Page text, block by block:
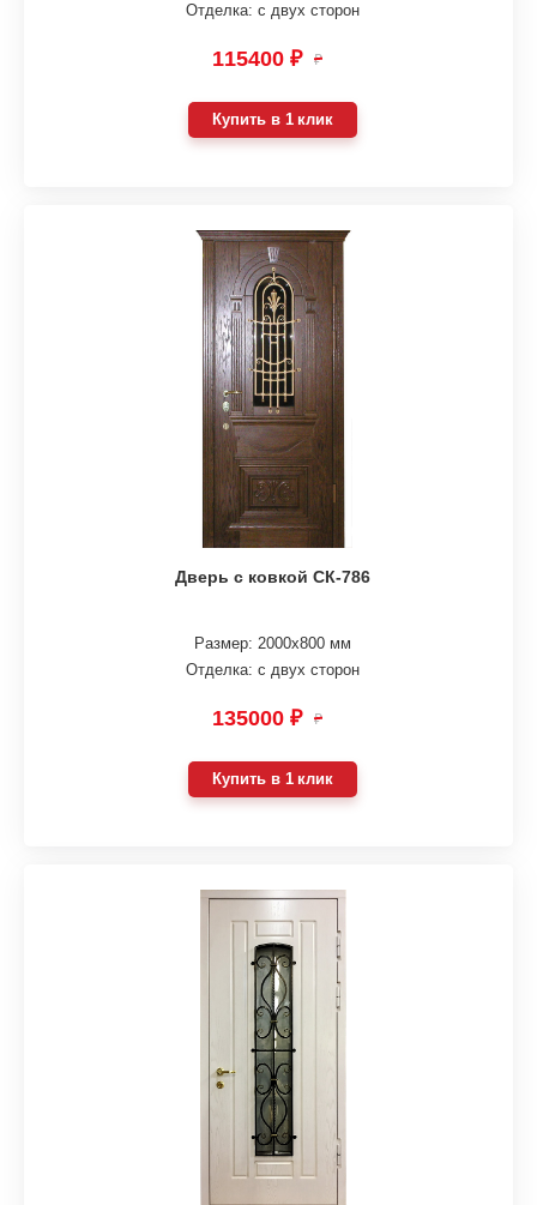
Отделка: с двух сторон
115400 ₽ ₽
Купить в 1 клик
Дверь с ковкой СК-786
Размер: 2000х800 мм
Отделка: с двух сторон
135000 ₽ ₽
Купить в 1 клик